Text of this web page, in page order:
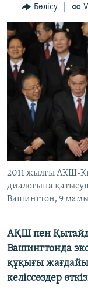
Search
ӘЛЕМ
АРНАЙЫ
Русский
ЖАЗЫЛЫҢЫЗ
Басқа тілдерде
Бөлісу
2011 жылғы АҚШ-
диалогына
Вашингтон, 9
АҚШ пен
Вашингтонда
құқығы
келіссөздер